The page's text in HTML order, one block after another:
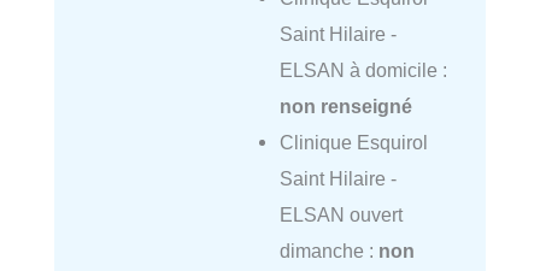
Saint Hilaire -
ELSAN à domicile :
non renseigné
Clinique Esquirol
Saint Hilaire -
ELSAN ouvert
dimanche : non